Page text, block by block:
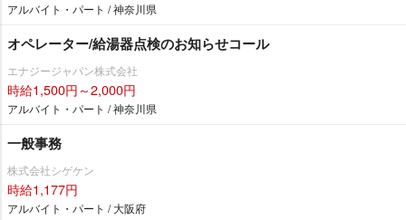
アルバイト・パート / 神奈川県
オペレーター/給湯器点検のお知らせコール
エナジージャパン株式会社
時給1,500円～2,000円
アルバイト・パート / 神奈川県
一般事務
株式会社シゲケン
時給1,177円
アルバイト・パート / 大阪府